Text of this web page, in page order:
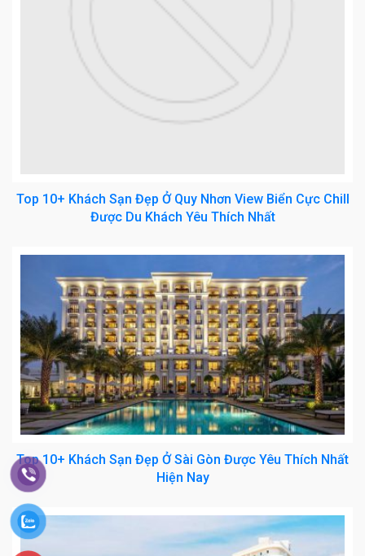
Top 10+ Khách Sạn Đẹp Ở Quy Nhơn View Biển Cực Chill
Được Du Khách Yêu Thích Nhất
Top 10+ Khách Sạn Đẹp Ở Sài Gòn Được Yêu Thích Nhất
Hiện Nay